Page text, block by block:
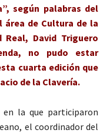
según palabras del
área de Cultura de la
Real, David Triguero
no pudo estar
cuarta edición que
de la Clavería.
en la que participaron
el coordinador del